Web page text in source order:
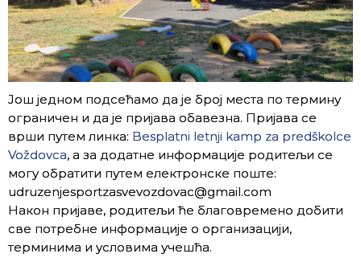
Још једном подсећамо да је број места по термину
ограничен и да је пријава обавезна. Пријава се
врши путем линка: Besplatni letnji kamp za predškolce
Voždovca, а за додатне информације родитељи се
могу обратити путем електронске поште:
udruzenjesportzasvevozdovac@gmail.com
Након пријаве, родитељи ће благовремено добити
све потребне информације о организацији,
терминима и условима учешћа.